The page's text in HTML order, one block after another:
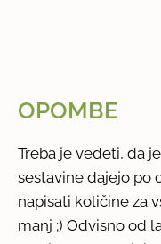
OPOMBE
Treba je vedeti, da
sestavine dajejo po
napisati količine za
manj ;) Odvisno od